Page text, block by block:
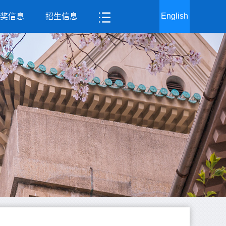
信息 招生信息 English